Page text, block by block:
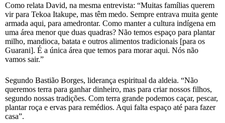
Como relata David, na mesma entrevista: “Muitas famílias querem
vir para Tekoa Itakupe, mas têm medo. Sempre entrava muita gente
armada aqui, para amedrontar. Como manter a cultura indígena em
uma área menor que duas quadras? Não temos espaço para plantar
milho, mandioca, batata e outros alimentos tradicionais [para os
Guarani]. É a única área que temos para morar aqui. Nós não
vamos sair.”
Segundo Bastião Borges, liderança espiritual da aldeia. “Não
queremos terra para ganhar dinheiro, mas para criar nossos filhos,
segundo nossas tradições. Com terra grande podemos caçar, pescar,
plantar roça e ervas para remédios. Aqui falta espaço até para fazer
casa”.